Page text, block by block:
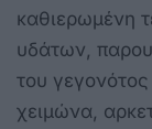
καθιερωμένη
υδάτων,
του
χειμώνα,